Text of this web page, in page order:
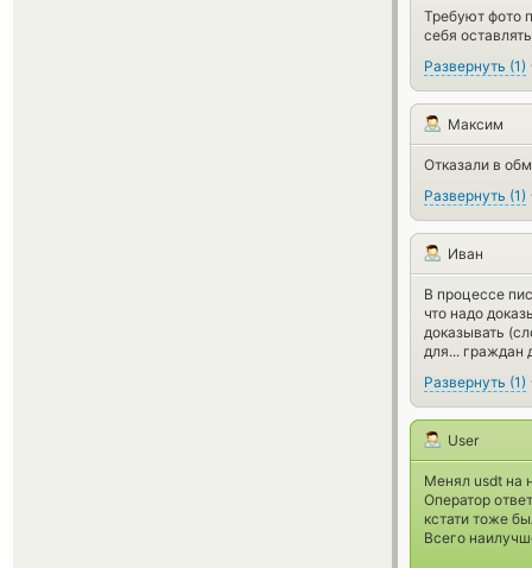
Требуют фото
себя
Развернуть (1)
Максим
Отказали в
Развернуть (1)
Иван
В процессе
что надо
доказывать
для... граждан
Развернуть (1)
User
Менял usdt на
Оператор
кстати тоже
Всего